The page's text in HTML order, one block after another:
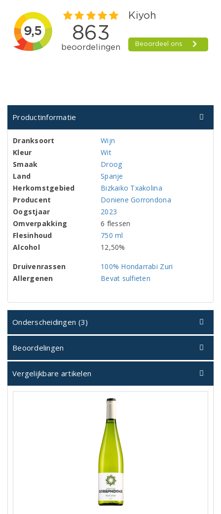
Productinformatie
Dranksoort
Wijn
Kleur
Wit
Smaak
Droog
Land
Spanje
Herkomstgebied
Bizkaiko Txakolina
Producent
Doniene Gorrondona
Oogstjaar
2023
Omverpakking
6 flessen
Flesinhoud
750 ml
Alcohol
12,50%
Druivenrassen
100% Hondarrabi Zuri
Allergenen
Bevat sulfieten
Onderscheidingen (3)
Beoordelingen
Vergelijkbare artikelen